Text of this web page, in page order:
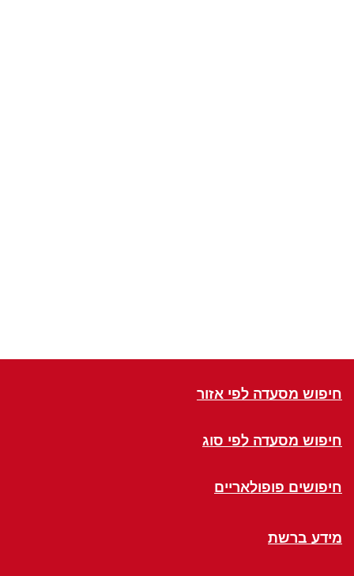
חיפוש מסעדה לפי אזור
חיפוש מסעדה לפי סוג
חיפושים פופולאריים
מידע ברשת